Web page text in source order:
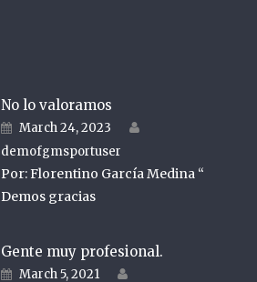
No lo valoramos
Posted on
March 24, 2023
demofgmsportuser
Por: Florentino García Medina “
Demos gracias
Gente muy profesional.
Posted on
March 5, 2021